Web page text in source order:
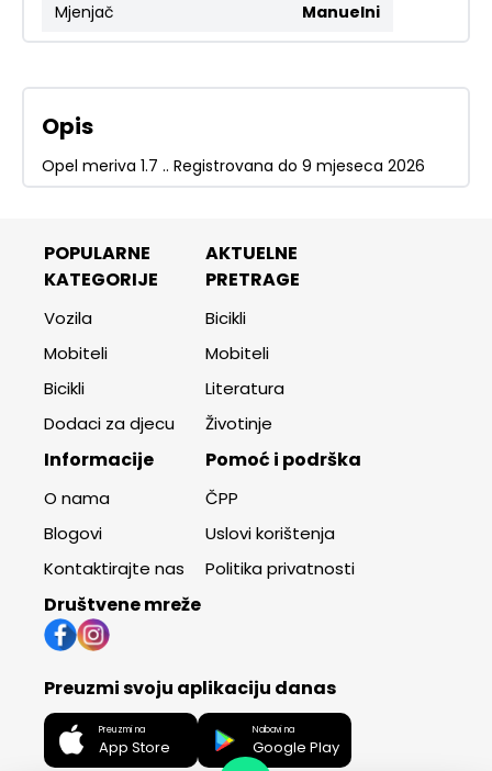
Mjenjač
Manuelni
Opis
Opel meriva 1.7 .. Registrovana do 9 mjeseca 2026
POPULARNE
KATEGORIJE
Vozila
Mobiteli
Bicikli
Dodaci za djecu
AKTUELNE
PRETRAGE
Bicikli
Mobiteli
Literatura
Životinje
Informacije
O nama
Blogovi
Kontaktirajte nas
Pomoć i podrška
ČPP
Uslovi korištenja
Politika privatnosti
Društvene mreže
Preuzmi svoju aplikaciju danas
Preuzmi na
App Store
Nabavi na
Google Play